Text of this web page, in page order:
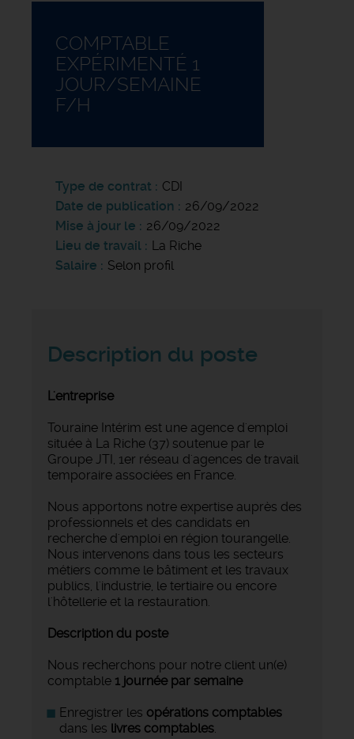
COMPTABLE
EXPÉRIMENTÉ 1
JOUR/SEMAINE
F/H
Type de contrat
CDI
Date de publication
26/09/2022
Mise à jour le
26/09/2022
Lieu de travail
La Riche
Salaire
Selon profil
Description du poste
L'entreprise
Touraine Intérim est une agence d'emploi
située à La Riche (37) soutenue par le
Groupe JTI, 1er réseau d'agences de travail
temporaire associées en France.
Nous apportons notre expertise auprès des
professionnels et des candidats en
recherche d'emploi en région tourangelle.
Nous intervenons dans tous les secteurs
métiers comme le bâtiment et les travaux
publics, l'industrie, le tertiaire ou encore
l'hôtellerie et la restauration.
Description du poste
Nous recherchons pour notre client un(e)
comptable 1 journée par semaine
Enregistrer les opérations comptables
dans les livres comptables.